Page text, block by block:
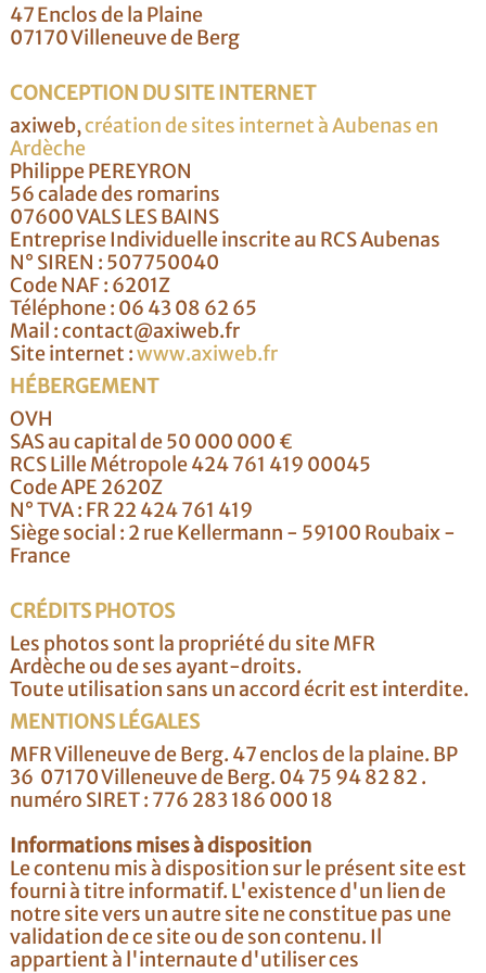
47 Enclos de la Plaine
07170 Villeneuve de Berg
CONCEPTION DU SITE INTERNET
axiweb,création de sites internet à Aubenas en
Ardèche
Philippe PEREYRON
56 calade des romarins
07600 VALS LES BAINS
Entreprise Individuelle inscrite au RCS Aubenas
N° SIREN : 507750040
Code NAF : 6201Z
Téléphone : 06 43 08 62 65
Mail : contact@axiweb.fr
Site internet :www.axiweb.fr
HÉBERGEMENT
OVH
SAS au capital de 50 000 000 €
RCS Lille Métropole 424 761 419 00045
Code APE 2620Z
N° TVA : FR 22 424 761 419
Siège social : 2 rue Kellermann - 59100 Roubaix -
France
CRÉDITS PHOTOS
Les photos sont la propriété du site MFR
Ardèche ou de ses ayant-droits.
Toute utilisation sans un accord écrit est interdite.
MENTIONS LÉGALES
MFR Villeneuve de Berg. 47 enclos de la plaine. BP
36 07170 Villeneuve de Berg. 04 75 94 82 82 .
numéro SIRET : 776 283 186 000 18
Informations mises à disposition
Le contenu mis à disposition sur le présent site est
fourni à titre informatif. L'existence d'un lien de
notre site vers un autre site ne constitue pas une
validation de ce site ou de son contenu. Il
appartient à l'internaute d'utiliser ces